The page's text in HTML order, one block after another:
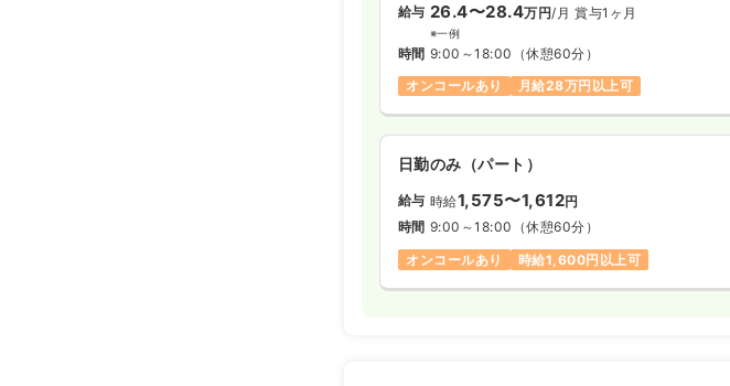
給与 26.4〜28.4万円/月 賞与1ヶ月
※一例
時間 9:00～18:00 （休憩60分）
オンコールあり
月給28万円以上可
日勤のみ（パート）
給与 時給1,575〜1,612円
時間 9:00～18:00 （休憩60分）
オンコールあり
時給1,600円以上可